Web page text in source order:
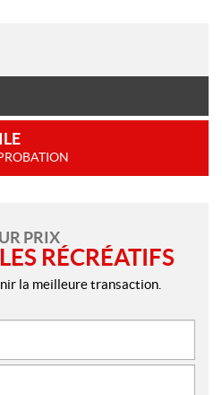
PRIX
RÉCRÉATIFS
la meilleure transaction.